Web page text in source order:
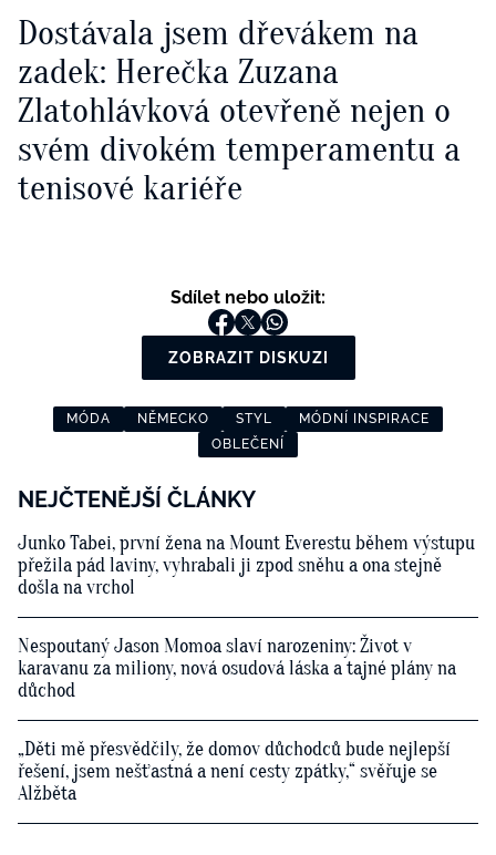
Dostávala jsem dřevákem na
zadek: Herečka Zuzana
Zlatohlávková otevřeně nejen o
svém divokém temperamentu a
tenisové kariéře
Sdílet nebo uložit:
ZOBRAZIT DISKUZI
MÓDA NĚMECKO STYL
MÓDNÍ INSPIRACE
OBLEČENÍ
NEJČTENĚJŠÍ ČLÁNKY
Junko Tabei, první žena na Mount Everestu během výstupu
přežila pád laviny, vyhrabali ji zpod sněhu a ona stejně
došla na vrchol
Nespoutaný Jason Momoa slaví narozeniny: Život v
karavanu za miliony, nová osudová láska a tajné plány na
důchod
„Děti mě přesvědčily, že domov důchodců bude nejlepší
řešení, jsem nešťastná a není cesty zpátky,“ svěřuje se
Alžběta